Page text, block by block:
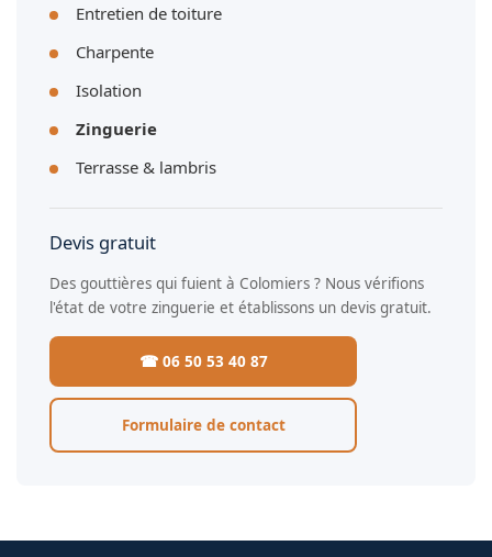
Entretien de toiture
Charpente
Isolation
Zinguerie
Terrasse & lambris
Devis gratuit
Des gouttières qui fuient à Colomiers ? Nous vérifions
l'état de votre zinguerie et établissons un devis gratuit.
☎ 06 50 53 40 87
Formulaire de contact